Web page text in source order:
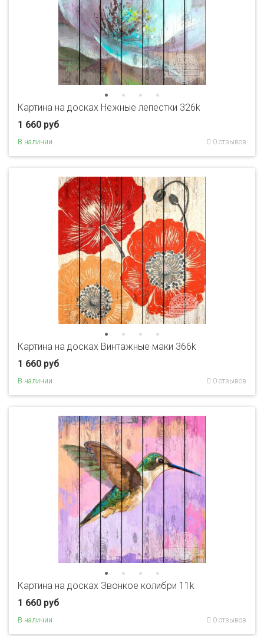
Картина на досках Нежные лепестки 326k
1 660 руб
В наличии 0 отзывов
Картина на досках Винтажные маки 366k
1 660 руб
В наличии 0 отзывов
Картина на досках Звонкое колибри 11k
1 660 руб
В наличии 0 отзывов